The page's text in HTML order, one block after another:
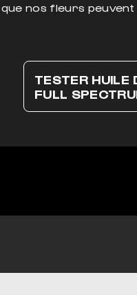
que nos fleurs
TESTER HUILE
FULL